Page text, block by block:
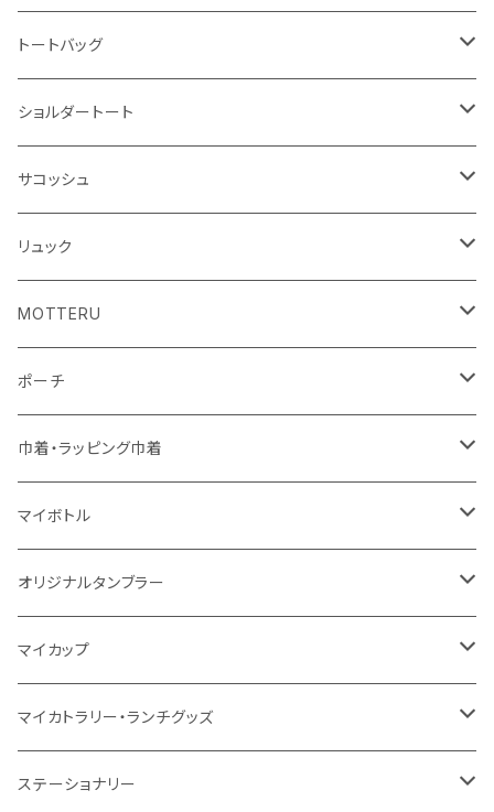
ハンカチ
ライティングスタンド
アクリル雑貨
フェアトレードコットン
ジュートコットン
キャンパス
不織布
コットン
キャンパス
デニム
ポリエステル
不織布
トートバッグ
オーガニックコットン
シーチング
10oz
フェアトレードコットン
コットンリネン
ジュートコットン
再生ファブリック
コットン
5oz
シーチング
キャンパス
8oz
10oz
デニム・デニムライク
ポリエステル
再生不織布
不織布
ショルダートート
オーガニックコットン
コットンリネン
再生ファブリック
5oz
10oz
コットン
シーチング
キャンパス
10oz
12oz
デニム
ポリエステル
不織布
保冷
サコッシュ
オーガニックコットン
フェアトレードコットン
ジュートコットン
再生ファブリック
5oz
コットン
5oz
キャンパス
ポリエステル
不織布
リュック
コットン
5oz
デニム
ポリエステル
不織布
スウェット
MOTTERU
お買い物バッグ
ボトル
タンブラー
ランチグッズ
ハンカチ
傘
ポーチ
オーガニックコットン
フェアトレードコットン
再生ファブリック
キャンパス
デニム・デニムライク
ポリエステル
巾着・ラッピング巾着
コットン
オーガニックコットン
再生ファブリック
フェアトレードコットン
デニム・デニムライク
マイボトル
ステンレスサーモ
ステンレス
アルミ
クリアボトル
オリジナルタンブラー
サーモタンブラー
ステンレス2層タンブラー
プラスチック2層タンブラー
マイカップ
サーモ
ステンレス
マイカトラリー・ランチグッズ
カトラリー
ステーショナリー